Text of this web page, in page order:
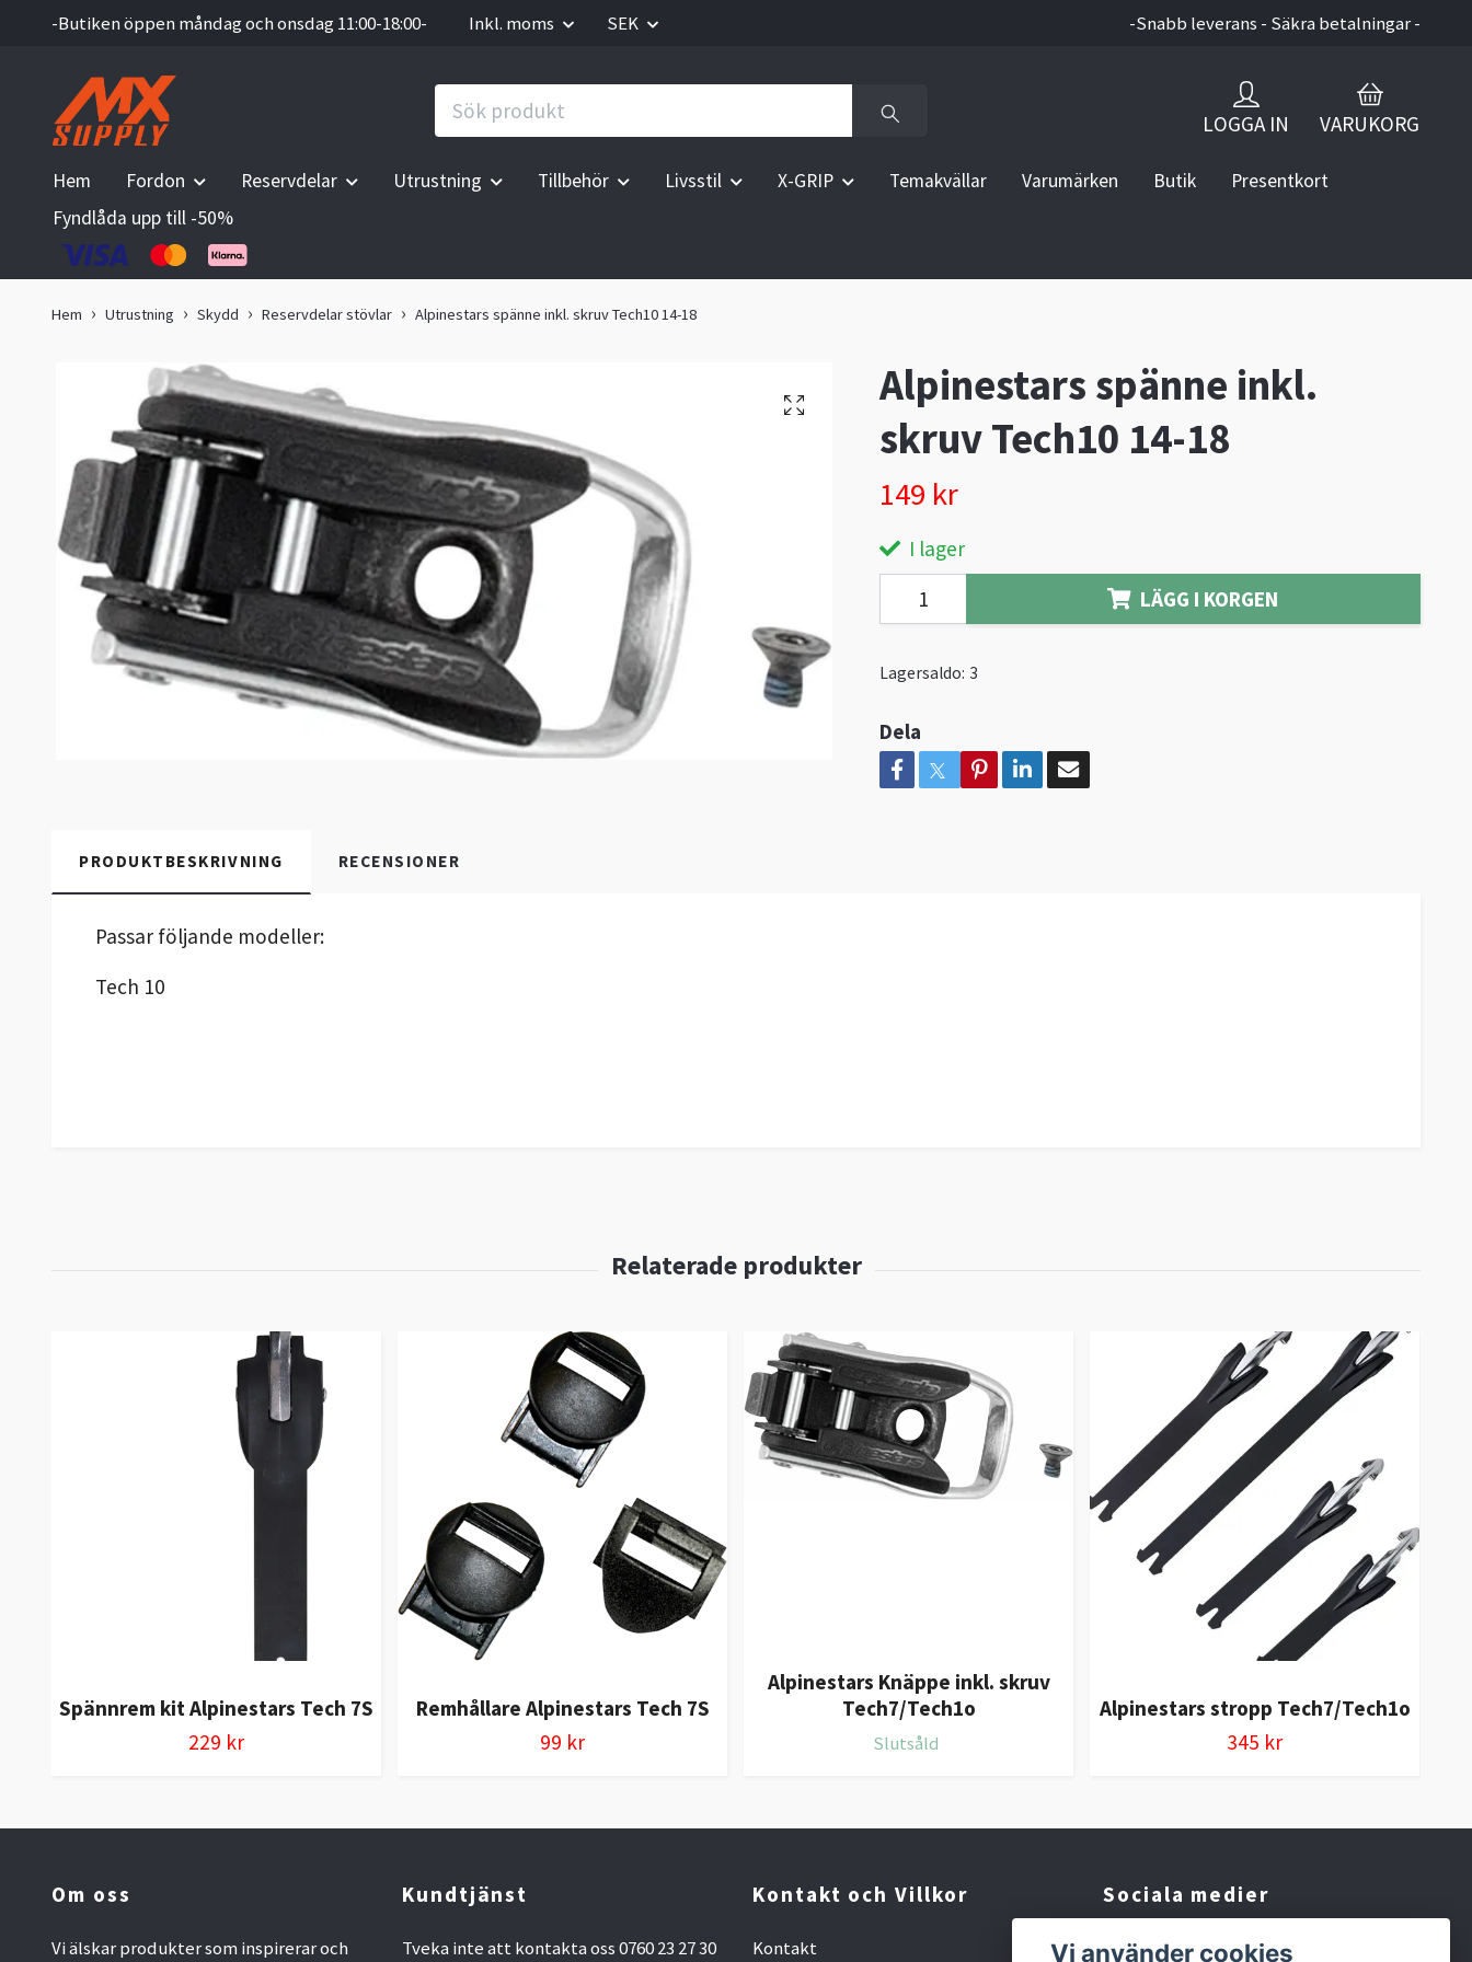
-Butiken öppen måndag och onsdag 11:00-18:00- Inkl. moms SEK -Snabb leverans - Säkra betalningar -
LOGGA IN VARUKORG
Hem Fordon Reservdelar Utrustning Tillbehör Livsstil X-GRIP Temakvällar Varumärken Butik
Presentkort
Fyndlåda upp till -50%
Hem Utrustning Skydd Reservdelar stövlar Alpinestars spänne inkl. skruv Tech10 14-18
Alpinestars spänne inkl.
skruv Tech10 14-18
149 kr
I lager
LÄGG I KORGEN
Lagersaldo: 3
Dela
PRODUKTBESKRIVNING RECENSIONER
Passar följande modeller:
Tech 10
Spännrem kit Alpinestars Tech 7S
229 kr
Remhållare Alpinestars Tech 7S
99 kr
Alpinestars Knäppe inkl. skruv
Tech7/Tech1o
Slutsåld
Alpinestars stropp Tech7/Tech1o
345 kr
Om oss
Vi älskar produkter som inspirerar och
Kundtjänst
Tveka inte att kontakta oss 0760 23 27 30
Kontakt och Villkor
Kontakt
Sociala medier
Facebook
Vi använder cookies